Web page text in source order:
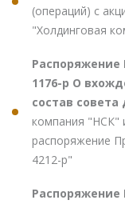
(операций) с
"Холдинговая
Распоряжение
1176-р О
состав
компания "НСК"
распоряжение
4212-р"
Распоряжение